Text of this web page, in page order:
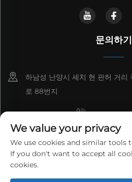
문의하기
하남성 난양시 셰치 현 판허 거리
로 88번지
+86-
[email
We value your privacy
We use cookies and similar tools
If you don't want to accept all
cookies.